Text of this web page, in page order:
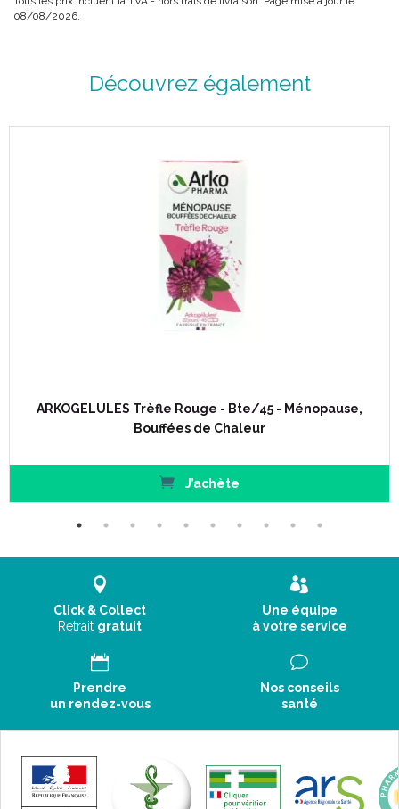
08/08/2026.
Découvrez également
ARKOGELULES Trèfle Rouge - Bte/45 - Ménopause,
Bouffées de Chaleur
J’achète
Click & Collect
Retrait gratuit
Une équipe
à votre service
Prendre
un rendez-vous
Nos conseils
santé